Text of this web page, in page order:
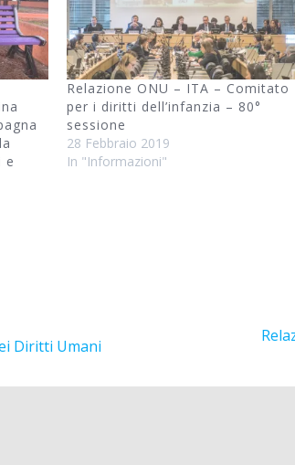
e
Relazione ONU – ITA – Comitato
per i diritti dell’infanzia – 80°
sessione
28 Febbraio 2019
In "Informazioni"
Diritti Umani
Next